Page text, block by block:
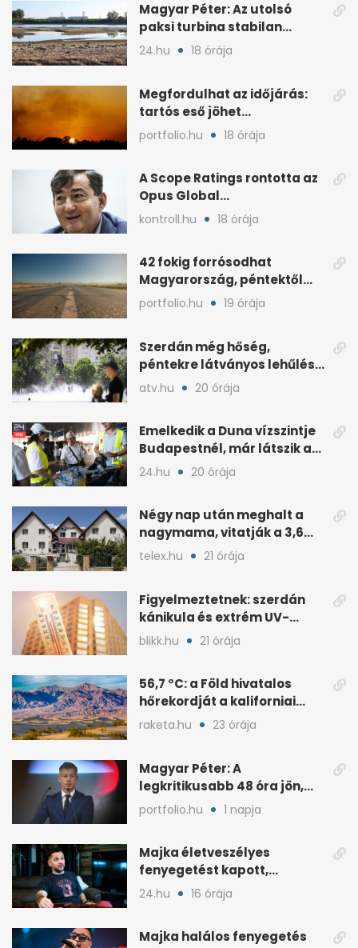
Magyar Péter: Az utolsó
paksi turbina stabilan
termel
24.hu 18 órája
Megfordulhat az időjárás:
tartós eső jöhet
Magyarországra a hónap
végén
portfolio.hu 18 órája
A Scope Ratings rontotta az
Opus Global
kötvénybesorolását
kontroll.hu 18 órája
42 fokig forrósodhat
Magyarország, péntektől
zivatarok hűtenek
portfolio.hu 19 órája
Szerdán még hőség,
péntekre látványos lehűlés
jöhet
atv.hu 20 órája
Emelkedik a Duna vízszintje
Budapestnél, már látszik a
fordulat
24.hu 20 órája
Négy nap után meghalt a
nagymama, vitatják a 3,6
milliós gondozási díjat
telex.hu 21 órája
Figyelmeztetnek: szerdán
kánikula és extrém UV-
terhelés jön
blikk.hu 21 órája
56,7 °C: a Föld hivatalos
hőrekordját a kaliforniai
Death Valley tartja
raketa.hu 23 órája
Magyar Péter: A
legkritikusabb 48 óra jön,
ahol lehet, legyen home
office
portfolio.hu 1 napja
Majka életveszélyes
fenyegetést kapott,
lemondta az erdélyi
24.hu 16 órája
Majka halálos fenyegetés